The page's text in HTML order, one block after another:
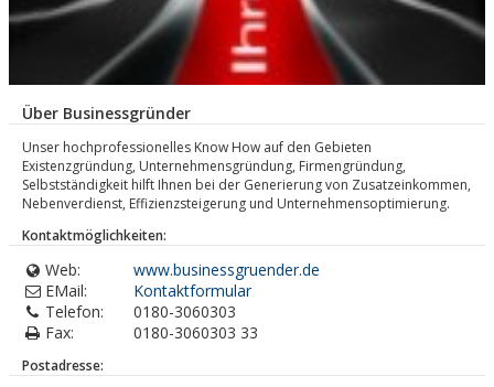
Über Businessgründer
Unser hochprofessionelles Know How auf den Gebieten
Existenzgründung, Unternehmensgründung, Firmengründung,
Selbstständigkeit hilft Ihnen bei der Generierung von Zusatzeinkommen,
Nebenverdienst, Effizienzsteigerung und Unternehmensoptimierung.
Kontaktmöglichkeiten:
Web:
www.businessgruender.de
EMail:
Kontaktformular
Telefon:
0180-3060303
Fax:
0180-3060303 33
Postadresse: